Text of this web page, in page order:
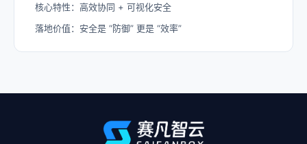
核心特性：高效协同 + 可视化安全
落地价值：安全是 “防御” 更是 “效率”